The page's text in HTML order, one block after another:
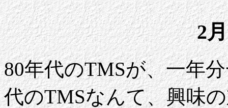
2
80年代のTMSが、一年
代のTMSなんて、興味